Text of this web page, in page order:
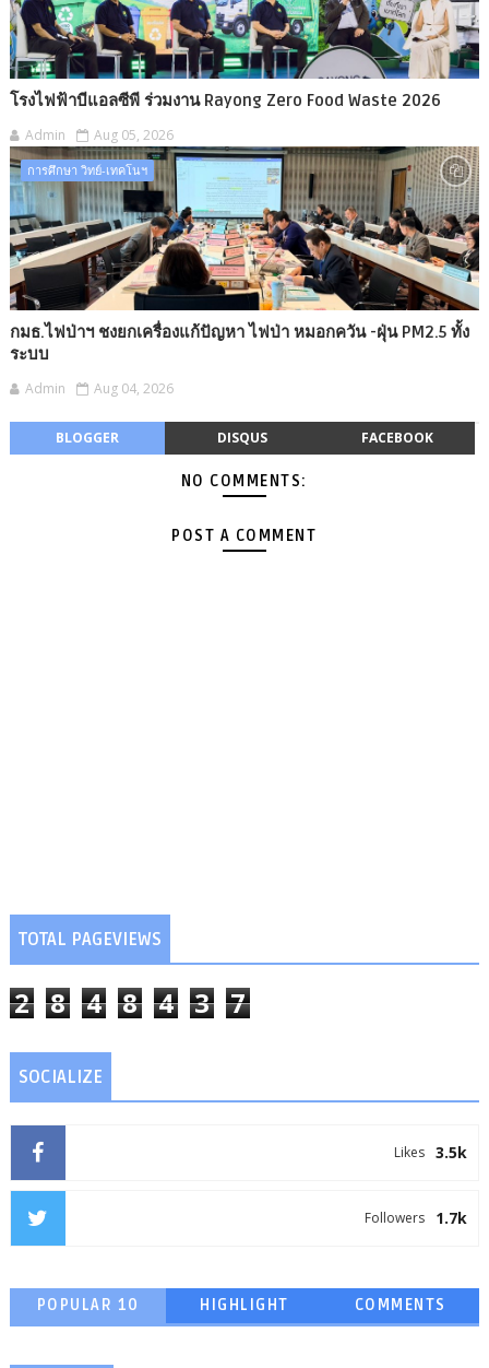
โรงไฟฟ้าบีแอลซีพี ร่วมงาน Rayong Zero Food Waste 2026
Admin Aug 05, 2026
การศึกษา วิทย์-เทคโนฯ
กมธ.ไฟป่าฯ ชงยกเครื่องแก้ปัญหา ไฟป่า หมอกควัน -​ฝุ่น PM2.5 ทั้ง
ระบบ
Admin Aug 04, 2026
BLOGGER DISQUS FACEBOOK
NO COMMENTS:
POST A COMMENT
TOTAL PAGEVIEWS
2 8 4 8 4 3 7
SOCIALIZE
3.5k
Likes
1.7k
Followers
POPULAR 10 HIGHLIGHT COMMENTS